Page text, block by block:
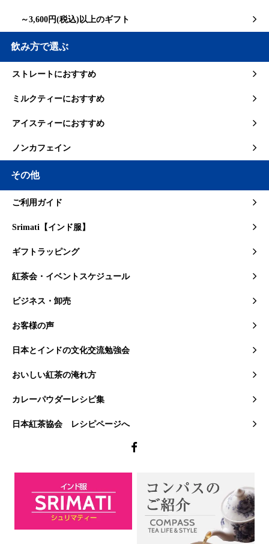
～3,600円(税込)以上のギフト
飲み方で選ぶ
ストレートにおすすめ
ミルクティーにおすすめ
アイスティーにおすすめ
ノンカフェイン
その他
ご利用ガイド
Srimati【インド服】
ギフトラッピング
紅茶会・イベントスケジュール
ビジネス・卸売
お客様の声
日本とインドの文化交流勉強会
おいしい紅茶の淹れ方
カレーパウダーレシピ集
日本紅茶協会 レシピページへ